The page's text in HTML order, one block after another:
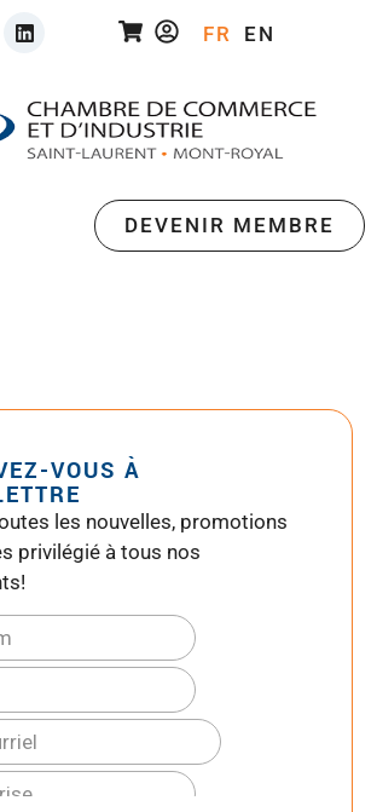
FR EN
DEVENIR MEMBRE
VOUS À
les nouvelles, promotions
privilégié à tous nos